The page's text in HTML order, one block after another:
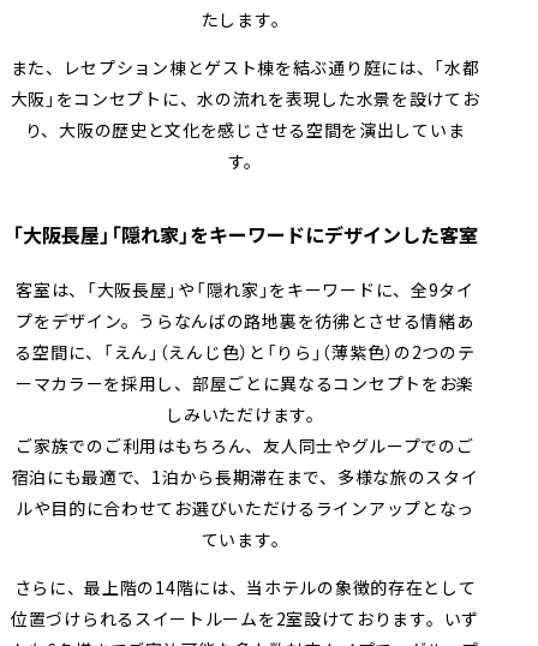
たします。
また、レセプション棟とゲスト棟を結ぶ通り庭には、「水都
大阪」をコンセプトに、水の流れを表現した水景を設けてお
り、大阪の歴史と文化を感じさせる空間を演出していま
す。
「大阪長屋」「隠れ家」をキーワードにデザインした客室
客室は、「大阪長屋」や「隠れ家」をキーワードに、全9タイ
プをデザイン。うらなんばの路地裏を彷彿とさせる情緒あ
る空間に、「えん」（えんじ色）と「りら」（薄紫色）の2つのテ
ーマカラーを採用し、部屋ごとに異なるコンセプトをお楽
しみいただけます。
ご家族でのご利用はもちろん、友人同士やグループでのご
宿泊にも最適で、1泊から長期滞在まで、多様な旅のスタイ
ルや目的に合わせてお選びいただけるラインアップとなっ
ています。
さらに、最上階の14階には、当ホテルの象徴的存在として
位置づけられるスイートルームを2室設けております。いず